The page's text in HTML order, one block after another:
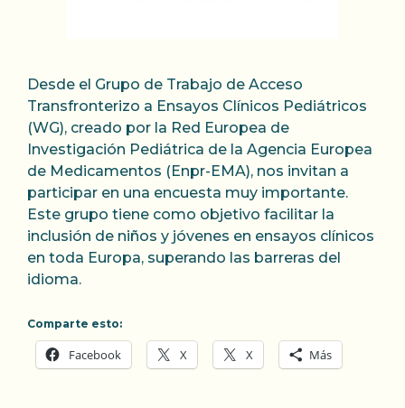
Desde el Grupo de Trabajo de Acceso
Transfronterizo a Ensayos Clínicos Pediátricos
(WG), creado por la Red Europea de
Investigación Pediátrica de la Agencia Europea
de Medicamentos (Enpr-EMA), nos invitan a
participar en una encuesta muy importante.
Este grupo tiene como objetivo facilitar la
inclusión de niños y jóvenes en ensayos clínicos
en toda Europa, superando las barreras del
idioma.
Comparte esto:
Facebook X X Más